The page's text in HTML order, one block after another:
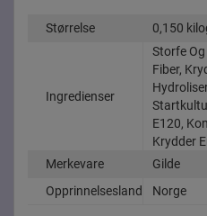
Størrelse 0,150
Ingredienser
Storfe Og
Fiber,
E120,
Krydder
Merkevare
Gilde
Opprinnelsesland
Norge